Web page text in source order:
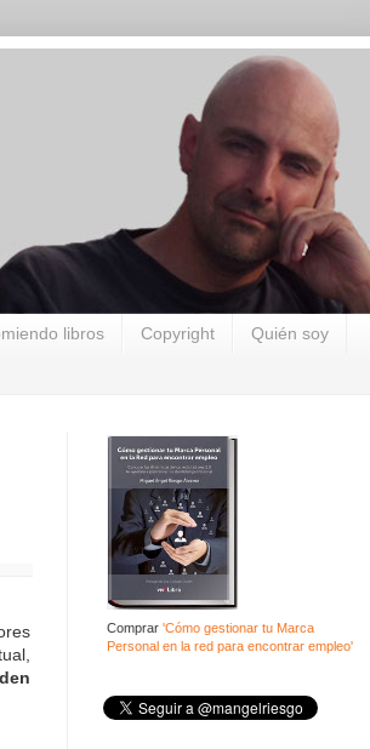
libros Copyright Quién soy
Comprar 'Cómo gestionar tu Marca
Personal en la red para encontrar empleo'